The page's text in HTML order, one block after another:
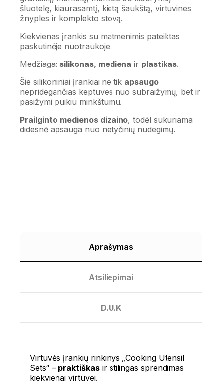
šluotelę, kiaurasamtį, kietą šaukštą, virtuvines
žnyples ir komplekto stovą.
Kiekvienas įrankis su matmenimis pateiktas
paskutinėje nuotraukoje.
Medžiaga: silikonas, mediena ir plastikas.
Šie silikoniniai įrankiai ne tik apsaugo
nepridegančias keptuves nuo subraižymų, bet ir
pasižymi puikiu minkštumu.
Prailginto medienos dizaino, todėl sukuriama
didesnė apsauga nuo netyčinių nudegimų.
Aprašymas
Atsiliepimai
D.U.K
Virtuvės įrankių rinkinys „Cooking Utensil
Sets“ – praktiškasir stilingas sprendimas
kiekvienai virtuvei.